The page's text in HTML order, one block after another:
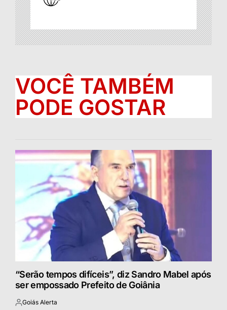
VOCÊ TAMBÉM
PODE GOSTAR
“Serão tempos difíceis”, diz Sandro Mabel após
ser empossado Prefeito de Goiânia
Postado
Goiás Alerta